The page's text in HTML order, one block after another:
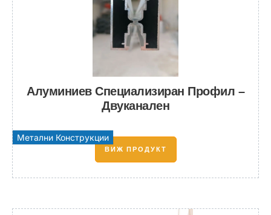
Метални Конструкции
Алуминиев Специализиран Профил –
Двуканален
ВИЖ ПРОДУКТ